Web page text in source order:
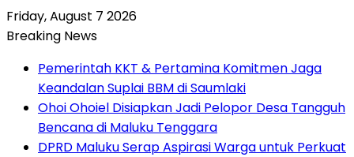
Friday, August 7 2026
Breaking News
Pemerintah KKT & Pertamina Komitmen Jaga
Keandalan Suplai BBM di Saumlaki
Ohoi Ohoiel Disiapkan Jadi Pelopor Desa Tangguh
Bencana di Maluku Tenggara
DPRD Maluku Serap Aspirasi Warga untuk Perkuat